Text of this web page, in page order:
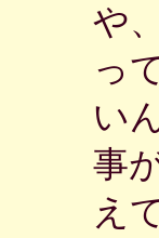
や
っ
い
事
え